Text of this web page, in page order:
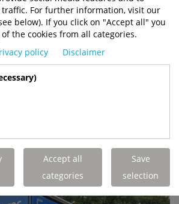
For further information, visit our
below). If you click on "Accept all" you
the cookies from all categories.
policy Disclaimer
Accept all
categories
Save
selection